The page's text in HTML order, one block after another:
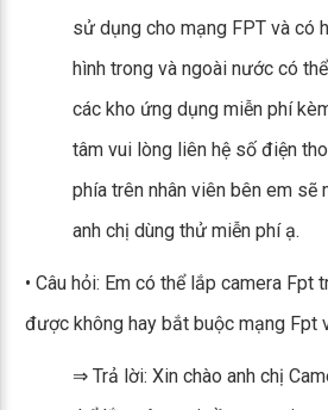
sử dụng cho mạng FPT và có
hình trong và ngoài nước có
các kho ứng dụng miễn phí
tâm vui lòng liên hệ số điện
phía trên nhân viên bên em sẽ
anh chị dùng thử miễn phí ạ.
• Câu hỏi: Em có thể lắp camera Fpt
được không hay bắt buộc mạng Fpt
⇒ Trả lời: Xin chào anh chị